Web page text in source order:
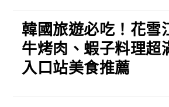
韓國旅遊必吃！花雪
牛烤肉、蝦子料理超
入口站美食推薦